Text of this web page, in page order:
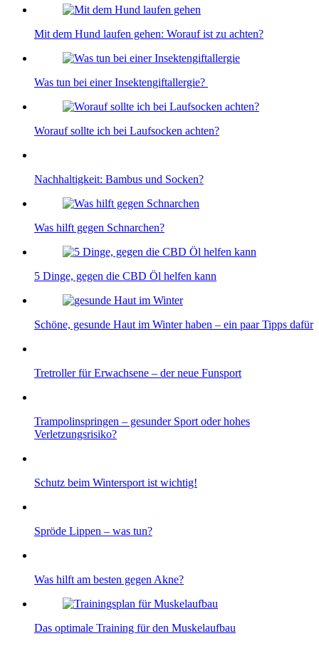
Mit dem Hund laufen gehen: Worauf ist zu achten?
Was tun bei einer Insektengiftallergie?
Worauf sollte ich bei Laufsocken achten?
Nachhaltigkeit: Bambus und Socken?
Was hilft gegen Schnarchen?
5 Dinge, gegen die CBD Öl helfen kann
Schöne, gesunde Haut im Winter haben – ein paar Tipps dafür
Tretroller für Erwachsene – der neue Funsport
Trampolinspringen – gesunder Sport oder hohes
Verletzungsrisiko?
Schutz beim Wintersport ist wichtig!
Spröde Lippen – was tun?
Was hilft am besten gegen Akne?
Das optimale Training für den Muskelaufbau